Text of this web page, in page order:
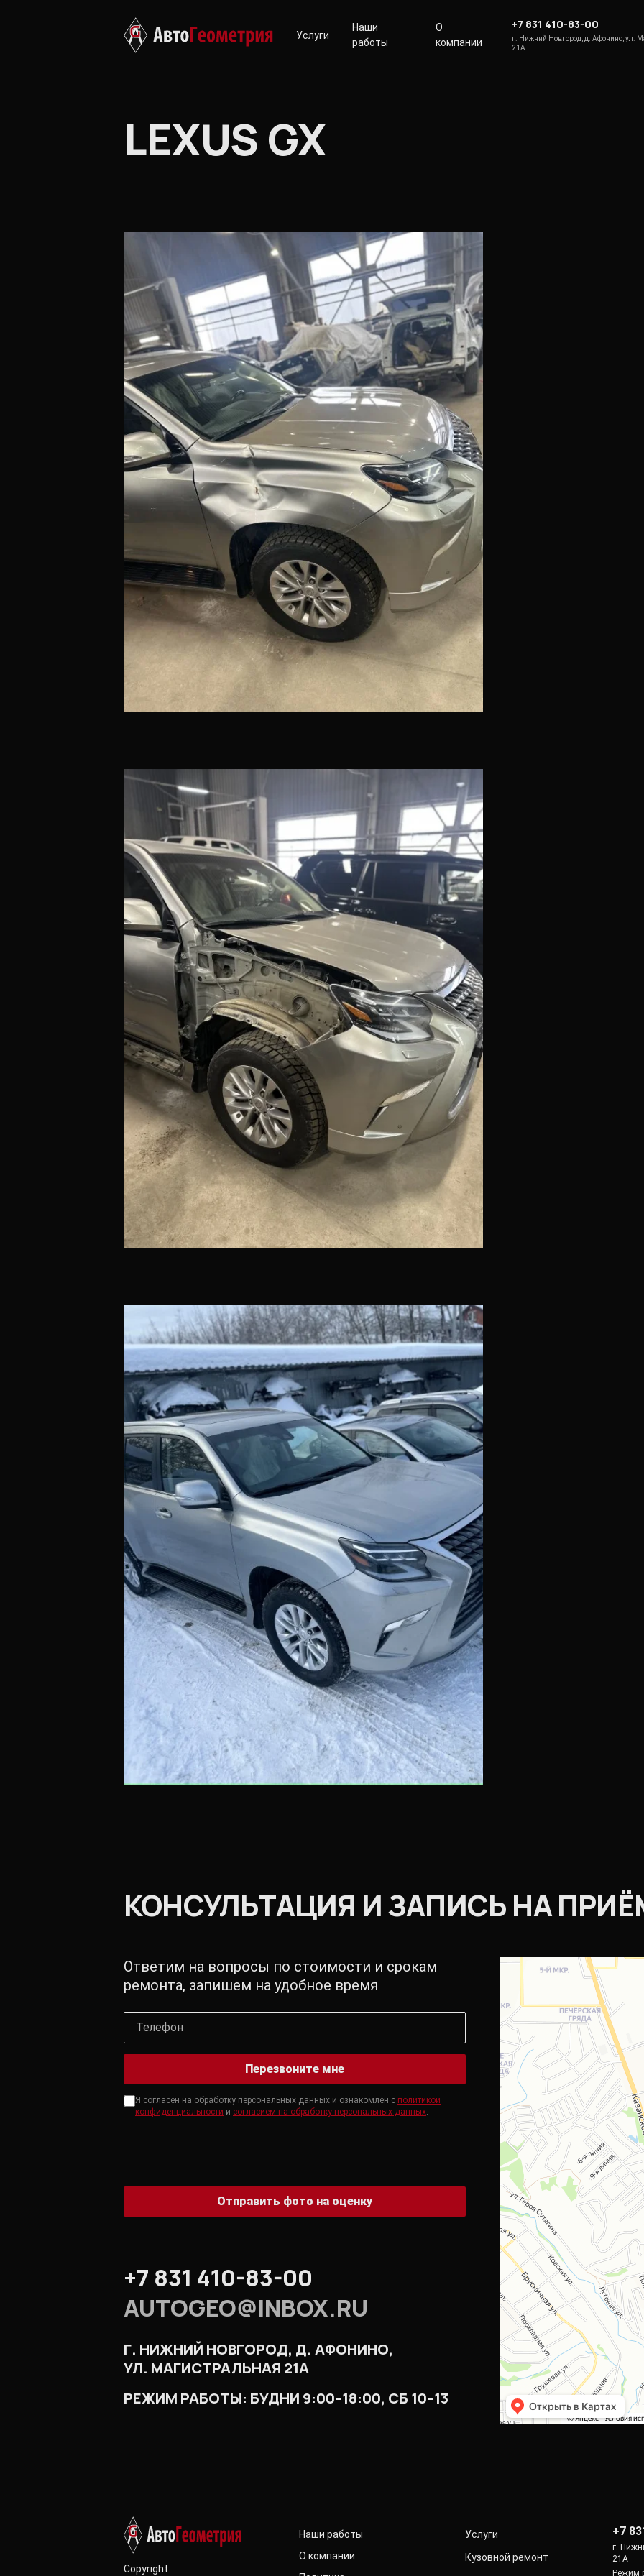
Услуги
Наши
работы
О
компании
+7 831 410-83-00
г. Нижний Новгород, д. Афонино, ул.
21А
LEXUS GX
КОНСУЛЬТАЦИЯ И ЗАПИСЬ НА
Ответим на вопросы по стоимости и срокам
ремонта, запишем на удобное время
Перезвоните мне
Я согласен на обработку персональных данных и ознакомлен с политикой
конфиденциальности и согласием на обработку персональных данных.
Отправить фото на оценку
+7 831 410-83-00
AUTOGEO@INBOX.RU
Г. НИЖНИЙ НОВГОРОД, Д. АФОНИНО,
УЛ. МАГИСТРАЛЬНАЯ 21А
РЕЖИМ РАБОТЫ: БУДНИ 9:00–18:00, СБ 10–13
Copyright
Наши работы
О компании
Услуги
Кузовной ремонт
+7
г.
21А
Режим